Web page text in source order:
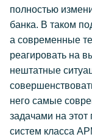
полностью
банка. В таком
а современные
реагировать на
нештатные
него самые
задачами на
систем класса